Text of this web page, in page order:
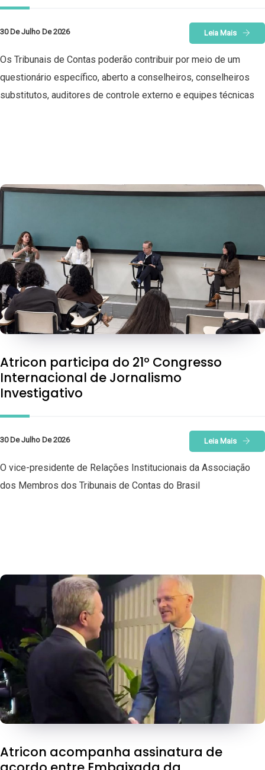
30 De Julho De 2026 Leia Mais
Os Tribunais de Contas poderão contribuir por meio de um
questionário específico, aberto a conselheiros, conselheiros
substitutos, auditores de controle externo e equipes técnicas
Atricon participa do 21º Congresso
Internacional de Jornalismo
Investigativo
30 De Julho De 2026 Leia Mais
O vice-presidente de Relações Institucionais da Associação
dos Membros dos Tribunais de Contas do Brasil
Atricon acompanha assinatura de